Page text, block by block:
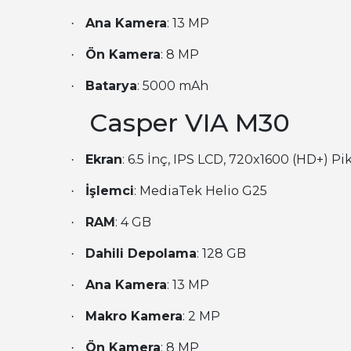
· Ana Kamera: 13 MP
· Ön Kamera: 8 MP
· Batarya: 5000 mAh
Casper VIA M30
· Ekran: 6.5 İnç, IPS LCD, 720x1600 (HD+)
· İşlemci: MediaTek Helio G25
· RAM: 4 GB
· Dahili Depolama: 128 GB
· Ana Kamera: 13 MP
· Makro Kamera: 2 MP
· Ön Kamera: 8 MP